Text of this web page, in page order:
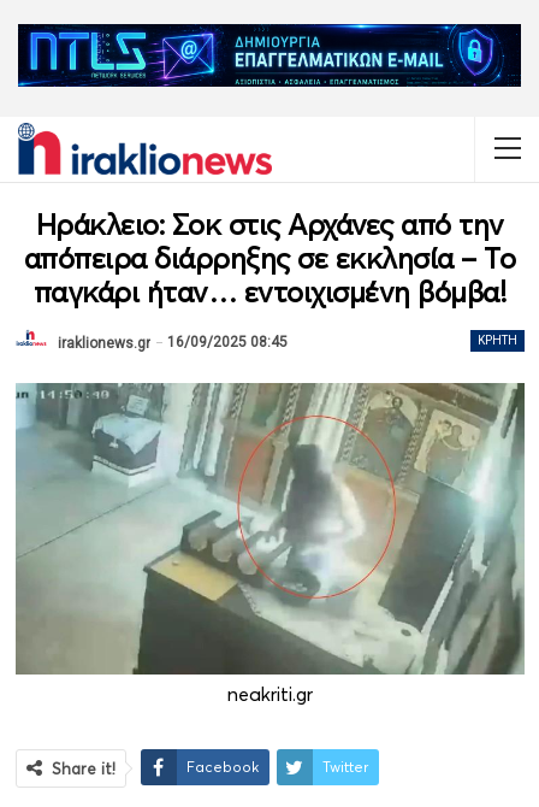
Ηράκλειο: Σοκ στις Αρχάνες από την
απόπειρα διάρρηξης σε εκκλησία – Το
παγκάρι ήταν… εντοιχισμένη βόμβα!
ΚΡΉΤΗ
iraklionews.gr 16/09/2025 08:45
neakriti.gr
Share it! Facebook Twitter